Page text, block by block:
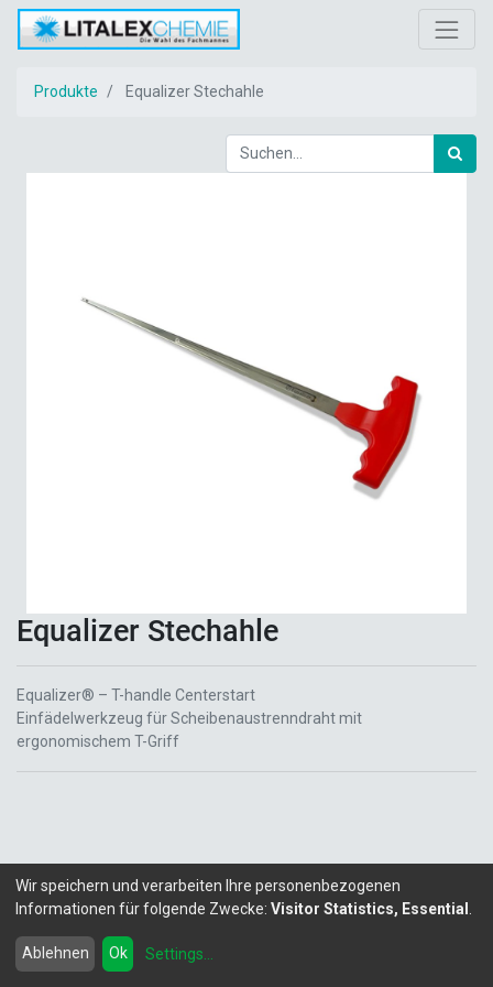
Produkte Equalizer Stechahle
Equalizer Stechahle
Equalizer® – T-handle Centerstart
Einfädelwerkzeug für Scheibenaustrenndraht mit
ergonomischem T-Griff
Powered by
- Die #1
Wir speichern und verarbeiten Ihre personenbezogenen
Informationen für folgende Zwecke: Visitor Statistics, Essential
Ablehnen Ok Settings...